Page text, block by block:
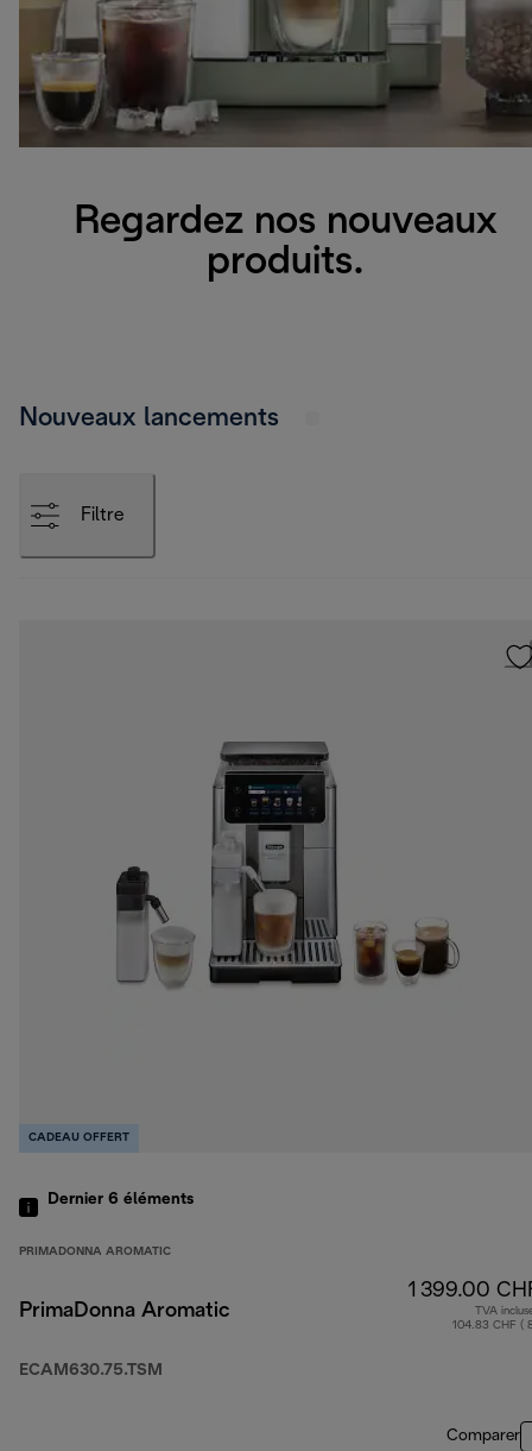
Regardez nos nouveaux
produits.
Nouveaux lancements
Filtre
CADEAU OFFERT
Dernier 6 éléments
PRIMADONNA AROMATIC
PrimaDonna Aromatic
ECAM630.75.TSM
1 399.00
TVA
104.83 CHF (
Comparer